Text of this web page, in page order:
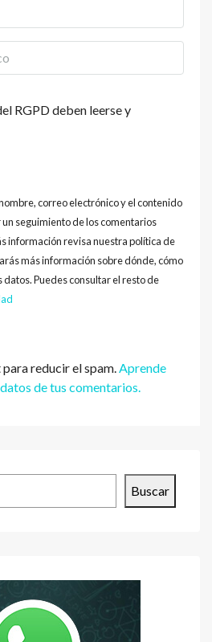
RGPD deben leerse y
correo electrónico y el contenido
seguimiento de los comentarios
información revisa nuestra política de
más información sobre dónde, cómo
Puedes consultar el resto de
reducir el spam.Aprende
de tus comentarios.
Buscar